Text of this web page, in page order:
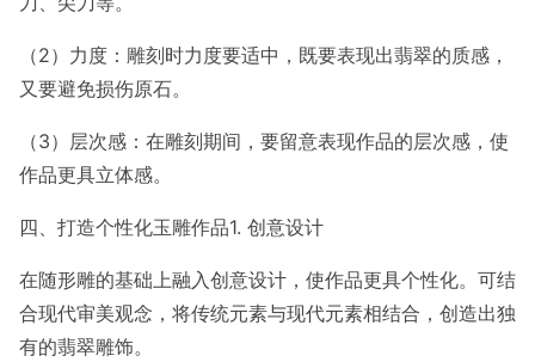
（2）力度：雕刻时力度要适中，既要表现出翡翠的质感，
又要避免损伤原石。
（3）层次感：在雕刻期间，要留意表现作品的层次感，使
作品更具立体感。
四、打造个性化玉雕作品1. 创意设计
在随形雕的基础上融入创意设计，使作品更具个性化。可结
合现代审美观念，将传统元素与现代元素相结合，创造出独
有的翡翠雕饰。